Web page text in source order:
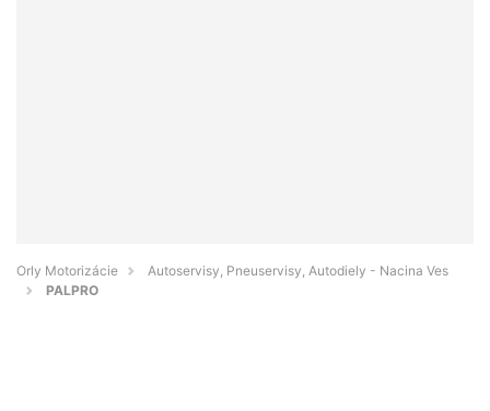
Orly Motorizácie
Autoservisy, Pneuservisy, Autodiely - Nacina Ves
PALPRO